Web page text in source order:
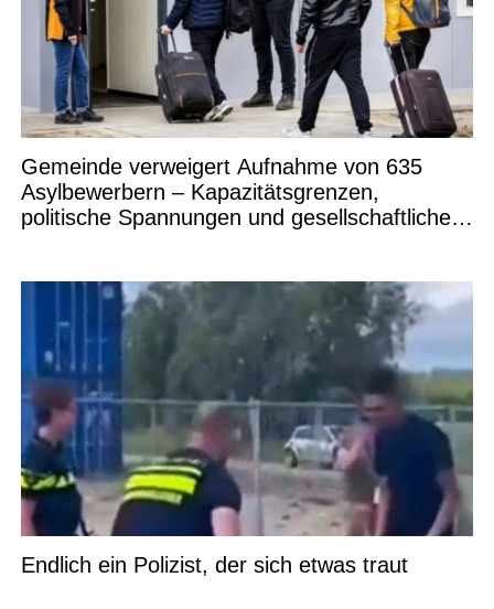
Gemeinde verweigert Aufnahme von 635
Asylbewerbern – Kapazitätsgrenzen,
politische Spannungen und gesellschaftliche
Endlich ein Polizist, der sich etwas traut